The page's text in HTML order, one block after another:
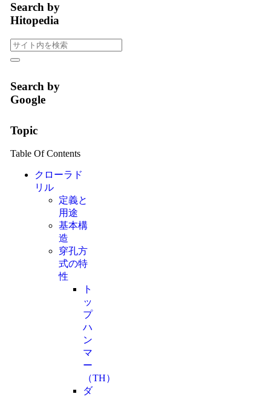
Search by
Hitopedia
Search by
Google
Topic
Table Of Contents
クローラド
リル
定義と
用途
基本構
造
穿孔方
式の特
性
ト
ッ
プ
ハ
ン
マ
ー
（TH）
ダ